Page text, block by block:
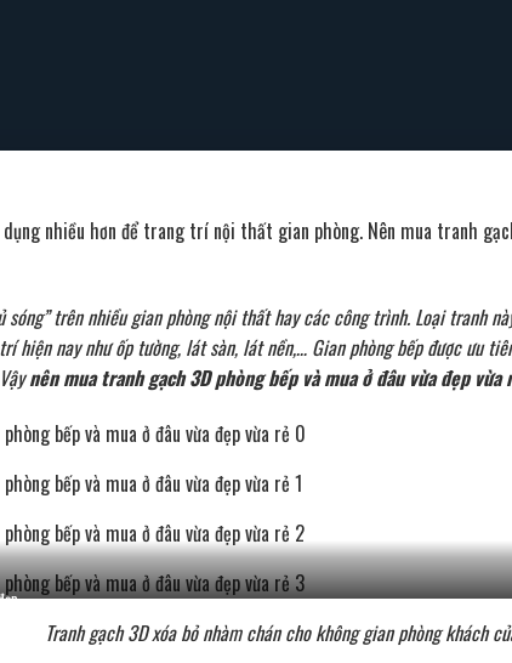
nhiều hơn để trang trí nội thất gian phòng. Nên mua tranh
sóng” trên nhiều gian phòng nội thất hay các công trình. Loại tranh
hiện nay như ốp tường, lát sàn, lát nền,… Gian phòng bếp được ưu
nên mua tranh gạch 3D phòng bếp và mua ở đâu vừa đẹp vừa
Tranh gạch 3D xóa bỏ nhàm chán cho không gian phòng khách